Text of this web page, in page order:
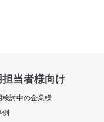
当者様向け
検討中の企業様
例